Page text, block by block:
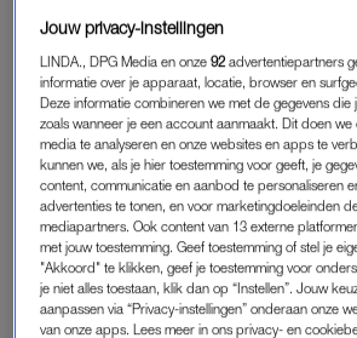
ZORGMEDEWERKERS
Dat komt naar voren uit navraag door
samenwerking met Stichting IZZ onder
werken in de zorg en welzijn.
De medewerkers verwachten dat de
stijgen door het loslaten van de
geplande inhaalzorg. Van de
helft nu al een hoge werkdruk.
Jouw privacy-instellingen
LINDA., DPG Media en onze92 advertentiepartners
informatie over je apparaat, locatie, browser en
Deze informatie combineren we met de gegevens die
zoals wanneer je een account aanmaakt. Dit doen
media te analyseren en onze websites en apps te
kunnen we, als je hier toestemming voor geeft, je
content, communicatie en aanbod te personaliseren
advertenties te tonen, en voor marketingdoeleinden
mediapartners. Ook content van 13 externe
met jouw toestemming. Geef toestemming of stel je
"Akkoord" te klikken, geef je toestemming voor
je niet alles toestaan, klik dan op “Instellen”. Jouw
aanpassen via “Privacy-instellingen” onderaan onze
van onze apps. Lees meer in ons privacy- en